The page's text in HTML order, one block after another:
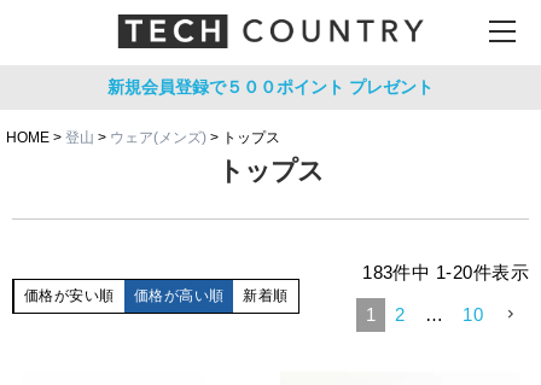
新規会員登録で５００ポイント プレゼント
HOME 登山 ウェア(メンズ) トップス
トップス
価格が安い順 価格が高い順 新着順
183件中 1-20件表示
1 2 … 10